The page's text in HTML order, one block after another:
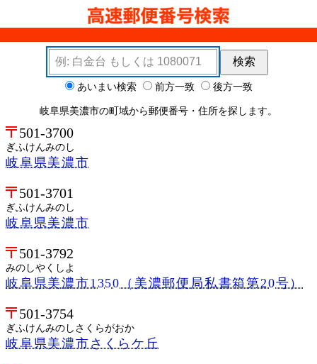
検索キーワード
検索
検索オプション あいまい検索 前方一致 後方一致
岐阜県美濃市の町域から郵便番号・住所を探します。
501-3700
ぎふけんみのし
岐阜県美濃市
501-3701
ぎふけんみのし
岐阜県美濃市
501-3792
みのしやくしよ
岐阜県美濃市1350（美濃郵便局私書箱第20号）
501-3754
ぎふけんみのしさくらがおか
岐阜県美濃市さくらケ丘